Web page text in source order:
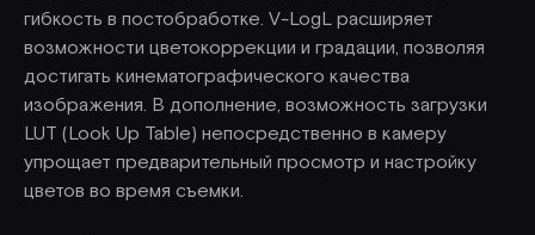
гибкость в постобработке. V-LogL расширяет
возможности цветокоррекции и градации, позволяя
достигать кинематографического качества
изображения. В дополнение, возможность загрузки
LUT (Look Up Table) непосредственно в камеру
упрощает предварительный просмотр и настройку
цветов во время съемки.